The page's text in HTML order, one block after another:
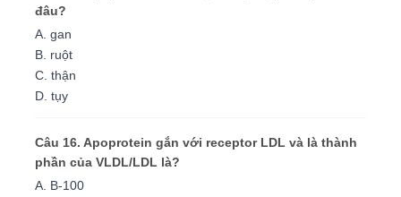
đâu?
A. gan
B. ruột
C. thận
D. tụy
Câu 16. Apoprotein gắn với receptor LDL và là thành
phần của VLDL/LDL là?
A. B-100